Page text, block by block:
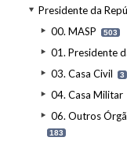
Presidente da
00. MASP 503
01. Presidente
03. Casa Civil 3
04. Casa Militar
06. Outros
183